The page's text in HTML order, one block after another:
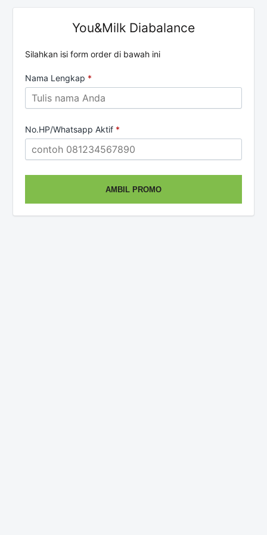
You&Milk Diabalance
Silahkan isi form order di bawah ini
Nama Lengkap *
No.HP/Whatsapp Aktif *